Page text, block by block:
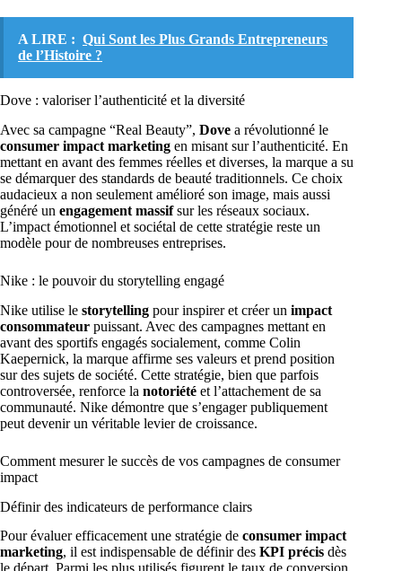
A LIRE : Qui Sont les Plus Grands Entrepreneurs
de l’Histoire ?
Dove : valoriser l’authenticité et la diversité
Avec sa campagne “Real Beauty”, Dove a révolutionné le
consumer impact marketing en misant sur l’authenticité. En
mettant en avant des femmes réelles et diverses, la marque a su
se démarquer des standards de beauté traditionnels. Ce choix
audacieux a non seulement amélioré son image, mais aussi
généré un engagement massifsur les réseaux sociaux.
L’impact émotionnel et sociétal de cette stratégie reste un
modèle pour de nombreuses entreprises.
Nike : le pouvoir du storytelling engagé
Nike utilise le storytelling pour inspirer et créer un impact
consommateur puissant. Avec des campagnes mettant en
avant des sportifs engagés socialement, comme Colin
Kaepernick, la marque affirme ses valeurs et prend position
sur des sujets de société. Cette stratégie, bien que parfois
controversée, renforce la notoriété et l’attachement de sa
communauté. Nike démontre que s’engager publiquement
peut devenir un véritable levier de croissance.
Comment mesurer le succès de vos campagnes de consumer
impact
Définir des indicateurs de performance clairs
Pour évaluer efficacement une stratégie de consumer impact
marketing, il est indispensable de définir des KPI précis dès